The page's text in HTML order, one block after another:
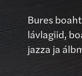
Bures
lávlagiid,
jazza ja